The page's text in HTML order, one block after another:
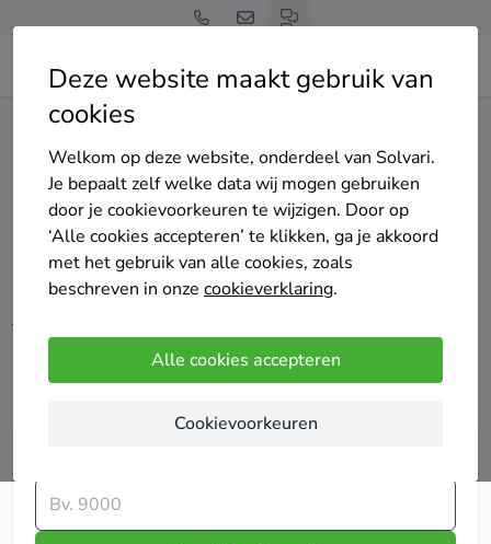
Deze website maakt gebruik van
cookies
Welkom op deze website, onderdeel van Solvari.
Je bepaalt zelf welke data wij mogen gebruiken
door je cookievoorkeuren te wijzigen. Door op
‘Alle cookies accepteren’ te klikken, ga je akkoord
met het gebruik van alle cookies, zoals
beschreven in onze cookieverklaring.
Alle cookies accepteren
Cookievoorkeuren
Home Zonnepanelen
Zonnepanelen
Waarom zou je betalen voor dure stroom als je die energie
zelf gratis kan opwekken? Met zonnepanelen transformeer
terugverdient. Ontdek direct hoeveel jij kan besparen met
Vul je postcode in